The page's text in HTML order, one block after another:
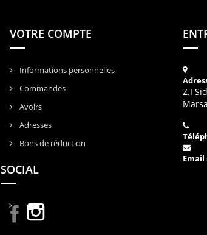
VOTRE COMPTE
Informations personnelles
Commandes
Avoirs
Adresses
Bons de réduction
Z.I
Marsa
Email
SOCIAL